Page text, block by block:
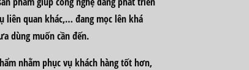
liên quan khác,… đang mọc lên khá
dùng muốn cần đến.
nhằm phục vụ khách hàng tốt hơn,